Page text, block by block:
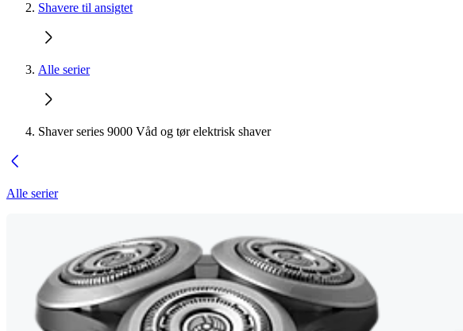
Shavere til ansigtet
Alle serier
Shaver series 9000 Våd og tør elektrisk shaver
Alle serier